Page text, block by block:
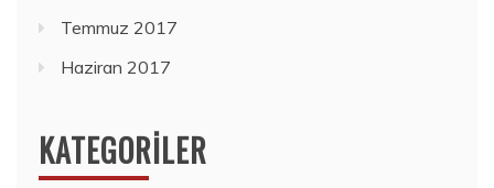
Temmuz 2017
Haziran 2017
KATEGORILER